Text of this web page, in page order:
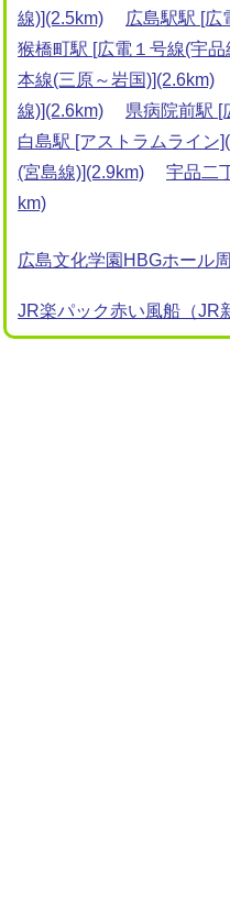
線)](2.5km) 広島駅駅 [広
猴橋町駅 [広電１号線(宇品
本線(三原～岩国)](2.6km)
線)](2.6km)
県病院前駅 [
白島駅 [アストラムライン
(宮島線)](2.9km)
宇品二
km)
広島文化学園HBGホール
JR楽パック赤い風船（JR